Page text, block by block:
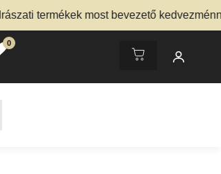
most bevezető kedvezménnyel
0